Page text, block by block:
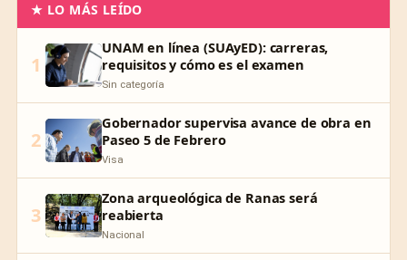
★ LO MÁS LEÍDO
1
UNAM en línea (SUAyED): carreras,
requisitos y cómo es el examen
Sin categoría
2
Gobernador supervisa avance de obra en
Paseo 5 de Febrero
Visa
3
Zona arqueológica de Ranas será
reabierta
Nacional